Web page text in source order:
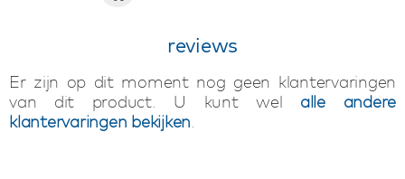
reviews
Er zijn op dit moment nog geen klantervaringen
van dit product. U kunt wel alle andere
klantervaringen bekijken.